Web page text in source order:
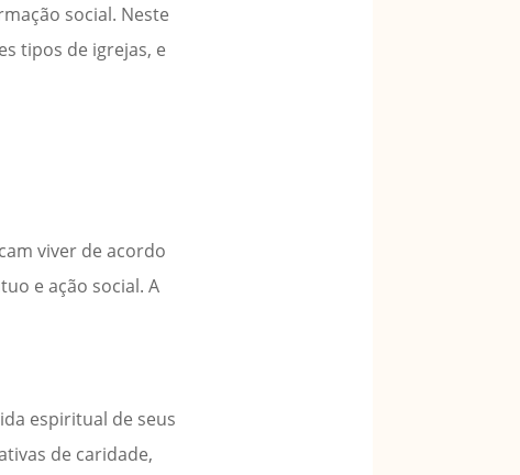
social. Neste
tipos de igrejas, e
viver de acordo
e ação social. A
espiritual de seus
de caridade,